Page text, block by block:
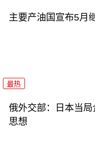
主要产油国宣布5月
最热
俄外交部：日本当
思想